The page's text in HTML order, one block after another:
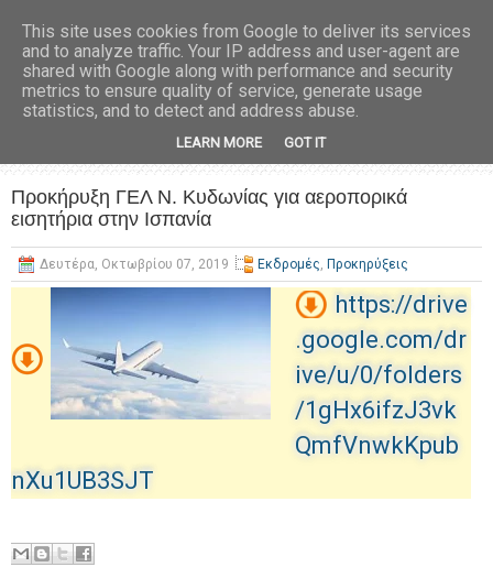
Προκήρυξη ΓΕΛ Ν. Κυδωνίας για αεροπορικά
εισητήρια στην Ισπανία
Δευτέρα, Οκτωβρίου 07, 2019 Εκδρομές, Προκηρύξεις
https://drive
.google.com/dr
ive/u/0/folders
/1gHx6ifzJ3vk
QmfVnwkKpub
nXu1UB3SJT
This site uses cookies from Google to deliver its services
and to analyze traffic. Your IP address and user-agent are
shared with Google along with performance and security
metrics to ensure quality of service, generate usage
statistics, and to detect and address abuse.
LEARN MORE GOT IT